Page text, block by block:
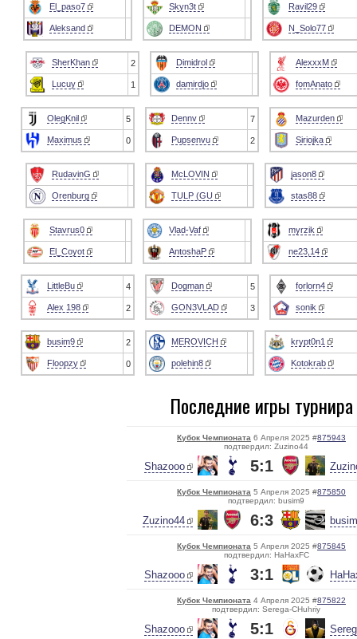
El_paso7
Aleksand
Skyn3t
DEMON
Ravil29
N_Solo77
SherKhan 2
Lucuy 1
Dimidrol
damirdjo
AlexxxM
fomAnato
OlegKnil 5
Maximus 0
Dennv 7
Pupsenvu 2
Mazurden
Siriojka
RudavinG
Orenburg
McLOVIN
TULP (GU
jason8
stas88
Stavrus0
El_Coyot
Vlad-Vaf
AntoshaP
myrzik
ne23,14
LittleBu 4
Alex 198 2
Dogman 5
GON3VLAD 3
forlorn4
sonik
busim9 2
Floopzy 0
MEROVICH
polehin8
krypt0n1
Kotokrab
Последние игры турнира
Кубок Чемпионата 6 Апреля 2025 #875943
подтвердил: Zuzino44
Shazooo 5:1
Кубок Чемпионата 5 Апреля 2025 #875850
подтвердил: busim9
Zuzino44 6:3
Кубок Чемпионата 5 Апреля 2025 #875845
подтвердил: HaHaxFC
Shazooo 3:1
Кубок Чемпионата 4 Апреля 2025 #875822
подтвердил: Serega-CHuhriy
Shazooo 5:1